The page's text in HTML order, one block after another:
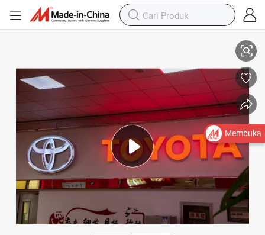
Membuka